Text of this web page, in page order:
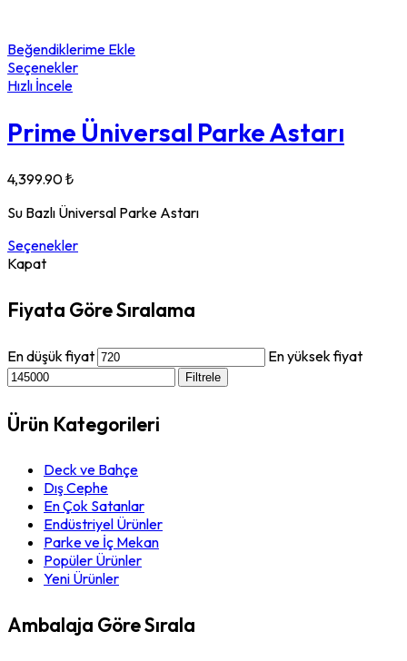
Beğendiklerime Ekle
Seçenekler
Hızlı İncele
Prime Üniversal Parke Astarı
4,399.90₺
Su Bazlı Üniversal Parke Astarı
Seçenekler
Kapat
Fiyata Göre Sıralama
En düşük fiyat En yüksek fiyat
Filtrele
Ürün Kategorileri
Deck ve Bahçe
Dış Cephe
En Çok Satanlar
Endüstriyel Ürünler
Parke ve İç Mekan
Popüler Ürünler
Yeni Ürünler
Ambalaja Göre Sırala